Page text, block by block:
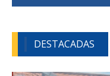
DESTACADAS